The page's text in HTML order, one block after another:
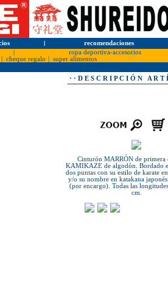
l recomendaciones
ropa deportiva-accesorios
cheque regalo
super alimentos
· · D E S C R I P C I Ó N A R T
Cinturón MARRÓN de primera
KAMIKAZE de algodón. Bordado
dos puntas con su estilo de karate
y/o su nombre en katakana japonés
(por encargo). Todas las
cm.